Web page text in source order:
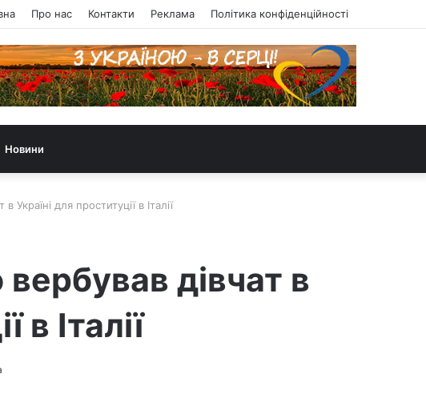
Про нас Контакти Реклама Політика конфіденційності
Новини
для проституції в Італії
дівчат в
в Італії